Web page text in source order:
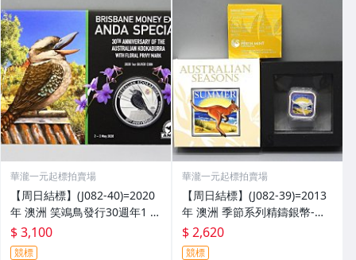
華瀧一元起標拍賣場
【周日結標】(J082-40)=2020
年 澳洲 笑鴗鳥發行30週年1 O
Z精鑄紀念銀幣_蘭花鑄記=套裝
含證 =保真
$ 3,100
競標
華瀧一元起標拍賣場
【周日結標】(J082-39)=2013
年 澳洲 季節系列精鑄銀幣-夏
天(澳洲袋鼠)1 OZ方形彩色銀
幣=原盒證 =保真
$ 2,620
競標